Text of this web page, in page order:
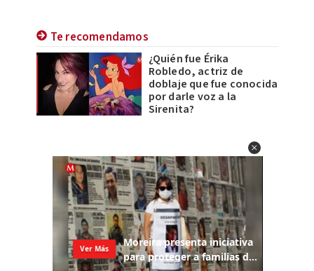
Te recomendamos
¿Quién fue Érika
Robledo, actriz de
doblaje que fue conocida
por darle voz a la
Sirenita?